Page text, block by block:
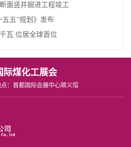
面竖井掘进工程竣工
五五”规划》发布
瓦 位居全球首位
际煤化工展会
点：首都国际会展中心顺义馆